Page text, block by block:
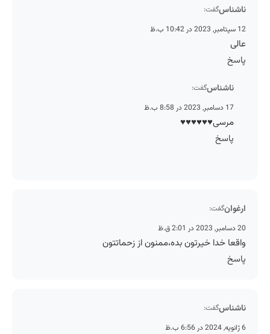
ناشناسگفت:
12 سپتامبر, 2023 در 10:42 ب.ظ
عالی
پاسخ
ناشناسگفت:
17 دسامبر, 2023 در 8:58 ب.ظ
مرسی♥♥♥♥♥♥
پاسخ
ارغوانگفت:
20 دسامبر, 2023 در 2:01 ق.ظ
واقعا خدا خیرتون بده،ممنون از زحماتتون
پاسخ
ناشناسگفت:
6 ژانویه, 2024 در 6:56 ب.ظ